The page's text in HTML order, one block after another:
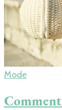
Mode
Comment